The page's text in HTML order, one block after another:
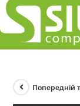
Попередній